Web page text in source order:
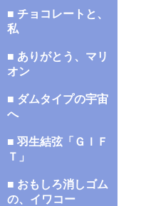
■ チョコレートと、
私
■ ありがとう、マリ
オン
■ ダムタイプの宇宙
へ
■ 羽生結弦「ＧＩＦ
Ｔ」
■ おもしろ消しゴム
の、イワコー